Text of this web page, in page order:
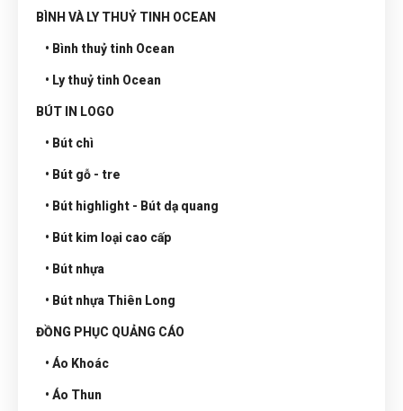
BÌNH VÀ LY THUỶ TINH OCEAN
• Bình thuỷ tinh Ocean
• Ly thuỷ tinh Ocean
BÚT IN LOGO
• Bút chì
• Bút gỗ - tre
• Bút highlight - Bút dạ quang
• Bút kim loại cao cấp
• Bút nhựa
• Bút nhựa Thiên Long
ĐỒNG PHỤC QUẢNG CÁO
• Áo Khoác
• Áo Thun